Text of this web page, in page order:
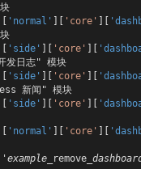
'normal' ][ 'core' ][
'side' ][ 'core' ][
发日志" 模块
'side' ][ 'core' ][
新闻" 模块
'side' ][ 'core' ][
'normal' ][ 'core' ][
remove